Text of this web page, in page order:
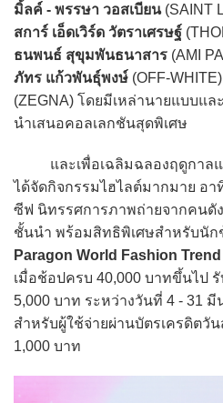
มิ้ลค์ - พรรษา วอสเบียน (SAINT
สการ์ เอ็ดเวิร์ด วัตราเศรษฐ์
ธนพนธ์ สุขุมพันธนาสาร (AMI
ภัทร แก้วพันธุ์พงษ์ (OFF-
(ZEGNA) โดยมีเหล่านายแบบแ
นำเสนอคอลเลกชันสุดพิเศษ
และเพื่อเฉลิมฉลองฤดูกาลแ
ได้จัดกิจกรรมไฮไลต์มากมาย อา
ซีฟ นิทรรศการภาพถ่ายจากคนดั
ชั้นนำ พร้อมสิทธิพิเศษสำหรับนั
Paragon World Fashion
เมื่อช้อปครบ 40,000 บาทขึ้นไป รั
5,000 บาท ระหว่างวันที่ 4 - 31
สำหรับผู้ใช้จ่ายผ่านบัตรเครดิตวั
1,000 บาท